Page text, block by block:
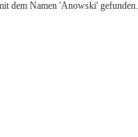
dem Namen 'Anowski' gefunden.